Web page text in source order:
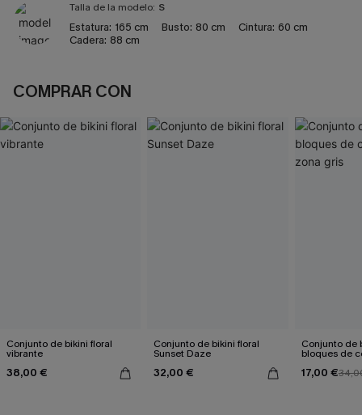
Talla de la modelo: S
Estatura: 165 cm Busto: 80 cm Cintura: 60 cm
Cadera: 88 cm
COMPRAR CON
Conjunto de bikini floral
vibrante
38,00 €
Conjunto de bikini floral
Sunset Daze
32,00 €
Conjunto de
bloques de
17,00 €